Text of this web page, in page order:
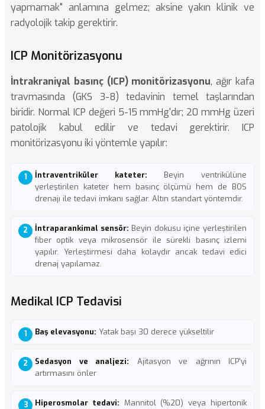
yapmamak" anlamına gelmez; aksine yakın klinik ve
radyolojik takip gerektirir.
ICP Monitörizasyonu
İntrakraniyal basınç (ICP) monitörizasyonu, ağır kafa
travmasında (GKS 3-8) tedavinin temel taşlarından
biridir. Normal ICP değeri 5-15 mmHg'dır; 20 mmHg üzeri
patolojik kabul edilir ve tedavi gerektirir. ICP
monitörizasyonu iki yöntemle yapılır:
İntraventriküler kateter: Beyin ventrikülüne
yerleştirilen kateter hem basınç ölçümü hem de BOS
drenajı ile tedavi imkanı sağlar. Altın standart yöntemdir.
İntraparankimal sensör: Beyin dokusu içine yerleştirilen
fiber optik veya mikrosensör ile sürekli basınç izlemi
yapılır. Yerleştirmesi daha kolaydır ancak tedavi edici
drenaj yapılamaz.
Medikal ICP Tedavisi
Baş elevasyonu: Yatak başı 30 derece yükseltilir
Sedasyon ve analjezi: Ajitasyon ve ağrının ICP'yi
artırmasını önler
Hiperosmolar tedavi: Mannitol (%20) veya hipertonik